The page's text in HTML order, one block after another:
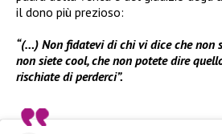
il dono più prezioso:
“(…) Non fidatevi di chi vi dice che non
non siete cool, che non potete dire
rischiate di perderci”.